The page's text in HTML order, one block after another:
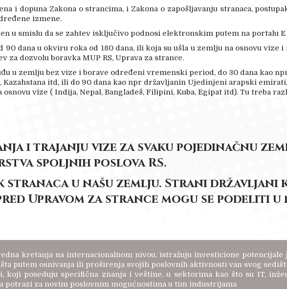
i dopuna Zakona o strancima, i Zakona o zapošljavanju stranaca,
izmene.
u smislu da se zahtev isključivo podnosi elektronskim putem na portalu E
90 dana u okviru roka od 180 dana, ili koja su ušla u zemlju na osnovu vize i
za dozvolu boravka MUP RS, Uprava za strance.
u zemlju bez vize i borave određeni vremenski period, do 30 dana kao
itd, ili do 90 dana kao npr državljanin Ujedinjeni arapski
vize ( Indija, Nepal, Bangladeš, Filipini, Kuba, Egipat itd). Tu treba
i trajanju vize za svaku pojedinačnu
spoljnih poslova RS.
u našu zemlju. Strani državljani
Upravom za strance mogu se podeliti
kretanja na internacionalnom nivou, istražuju investicione potencijale
putem osnivanja ili proširenja svojih poslovnih aktivnosti van svog
koji poseduju specifična znanja i veštine, u sektorima kao što su IT,
potrazi za novim poslovnim mogućnostima u tim industrijama